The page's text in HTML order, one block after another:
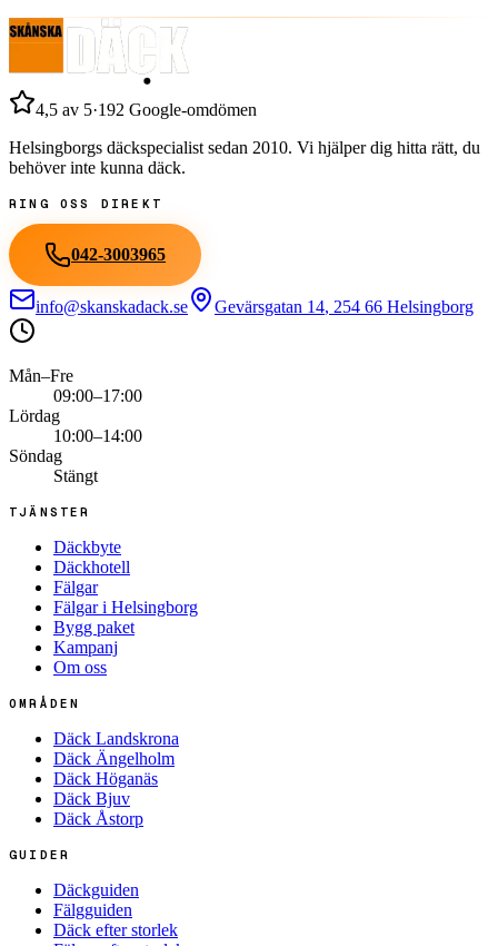
4,5 av 5·192 Google-omdömen
Helsingborgs däckspecialist sedan 2010. Vi hjälper dig hitta rätt, du
behöver inte kunna däck.
RING OSS DIREKT
042-3003965
info@skanskadack.se Gevärsgatan 14, 254 66 Helsingborg
Mån–Fre
09:00–17:00
Lördag
10:00–14:00
Söndag
Stängt
TJÄNSTER
Däckbyte
Däckhotell
Fälgar
Fälgar i Helsingborg
Bygg paket
Kampanj
Om oss
OMRÅDEN
Däck Landskrona
Däck Ängelholm
Däck Höganäs
Däck Bjuv
Däck Åstorp
GUIDER
Däckguiden
Fälgguiden
Däck efter storlek